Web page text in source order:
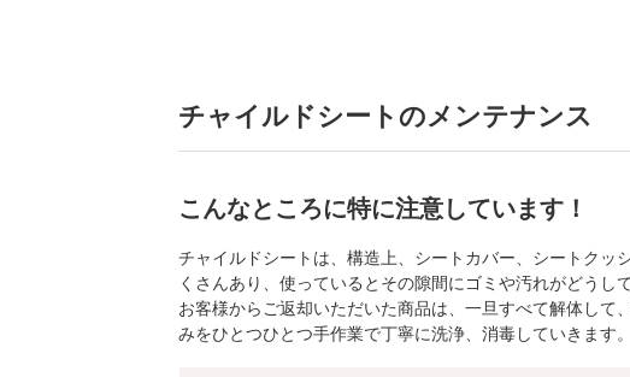
チャイルドシートのメンテナンス
こんなところに特に注意しています！
チャイルドシートは、構造上、シートカバー、シートク
くさんあり、使っているとその隙間にゴミや汚れがどうし
お客様からご返却いただいた商品は、一旦すべて解体し
みをひとつひとつ手作業で丁寧に洗浄、消毒していきます。